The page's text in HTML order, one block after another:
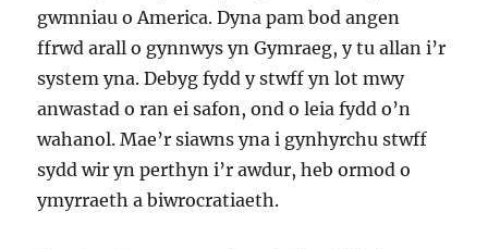
gwmniau o America. Dyna pam bod angen
ffrwd arall o gynnwys yn Gymraeg, y tu allan i’r
system yna. Debyg fydd y stwff yn lot mwy
anwastad o ran ei safon, ond o leia fydd o’n
wahanol. Mae’r siawns yna i gynhyrchu stwff
sydd wir yn perthyn i’r awdur, heb ormod o
ymyrraeth a biwrocratiaeth.